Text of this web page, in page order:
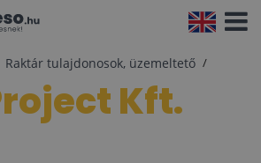
Raktár tulajdonosok, üzemeltető
Kft.